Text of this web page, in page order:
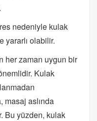
nedeniyle kulak
yararlı olabilir.
her zaman uygun bir
Kulak
masaj aslında
Bu yüzden, kulak